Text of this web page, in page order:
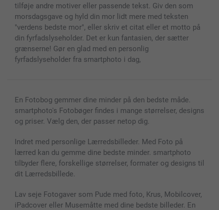
tilføje andre motiver eller passende tekst. Giv den som
morsdagsgave og hyld din mor lidt mere med teksten
"verdens bedste mor", eller skriv et citat eller et motto på
din fyrfadslyseholder. Det er kun fantasien, der sætter
grænserne! Gør en glad med en personlig
fyrfadslyseholder fra smartphoto i dag,
En Fotobog gemmer dine minder på den bedste måde.
smartphoto's Fotobøger findes i mange størrelser, designs
og priser. Vælg den, der passer netop dig.
Indret med personlige Lærredsbilleder. Med Foto på
lærred kan du gemme dine bedste minder. smartphoto
tilbyder flere, forskellige størrelser, formater og designs til
dit Lærredsbillede.
Lav seje Fotogaver som Pude med foto, Krus, Mobilcover,
iPadcover eller Musemåtte med dine bedste billeder. En